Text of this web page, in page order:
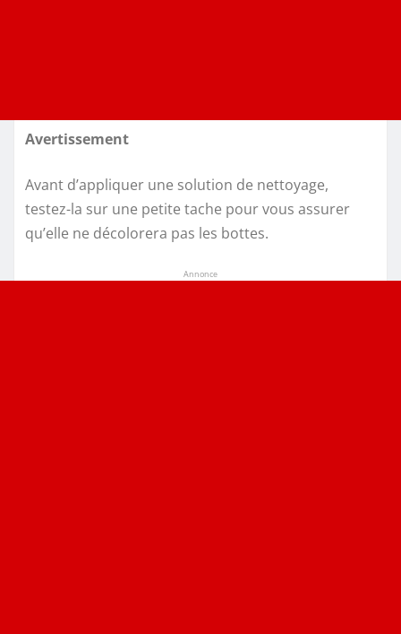
Avertissement
Avant d’appliquer une solution de nettoyage,
testez-la sur une petite tache pour vous assurer
qu’elle ne décolorera pas les bottes.
Annonce